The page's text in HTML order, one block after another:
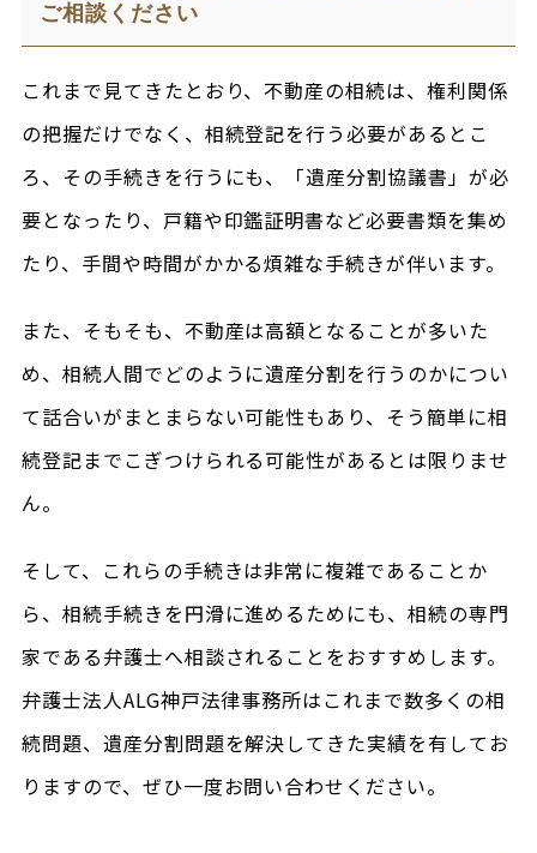
ご相談ください
これまで見てきたとおり、不動産の相続は、権利関係
の把握だけでなく、相続登記を行う必要があるとこ
ろ、その手続きを行うにも、「遺産分割協議書」が必
要となったり、戸籍や印鑑証明書など必要書類を集め
たり、手間や時間がかかる煩雑な手続きが伴います。
また、そもそも、不動産は高額となることが多いた
め、相続人間でどのように遺産分割を行うのかについ
て話合いがまとまらない可能性もあり、そう簡単に相
続登記までこぎつけられる可能性があるとは限りませ
ん。
そして、これらの手続きは非常に複雑であることか
ら、相続手続きを円滑に進めるためにも、相続の専門
家である弁護士へ相談されることをおすすめします。
弁護士法人ALG神戸法律事務所はこれまで数多くの相
続問題、遺産分割問題を解決してきた実績を有してお
りますので、ぜひ一度お問い合わせください。